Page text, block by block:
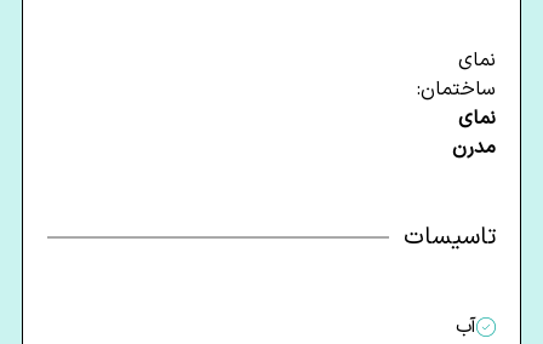
نمای
ساختمان:
نمای
مدرن
تاسیسات
آب